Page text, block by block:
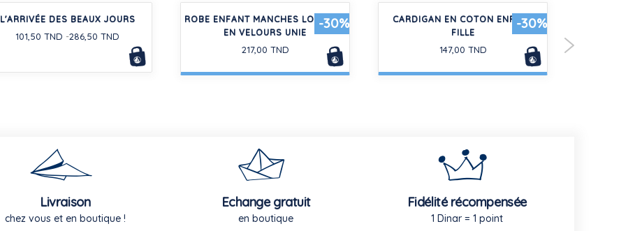
L'ARRIVÉE DES BEAUX JOURS
101,50 TND 286,50 TND
-30%
ROBE ENFANT MANCHES LONGUES
EN VELOURS UNIE
217,00 TND
-30%
CARDIGAN EN COTON ENFANT
FILLE
147,00 TND
Livraison
chez vous et en boutique !
Echange gratuit
en boutique
Fidélité récompensée
1 Dinar = 1 point